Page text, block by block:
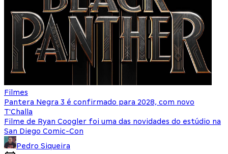
Filmes
Pantera Negra 3 é confirmado para 2028, com novo
T'Challa
Filme de Ryan Coogler foi uma das novidades do estúdio na
San Diego Comic-Con
Pedro Siqueira